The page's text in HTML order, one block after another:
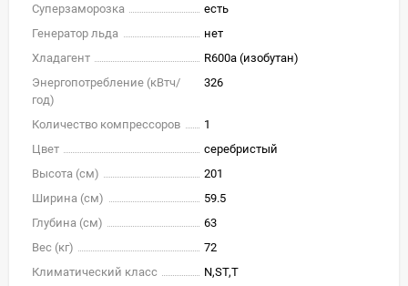
Суперзаморозка
есть
Генератор льда
нет
Хладагент
R600a (изобутан)
Энергопотребление (кВтч/
год)
326
Количество компрессоров
1
Цвет
серебристый
Высота (см)
201
Ширина (см)
59.5
Глубина (см)
63
Вес (кг)
72
Климатический класс
N,ST,T